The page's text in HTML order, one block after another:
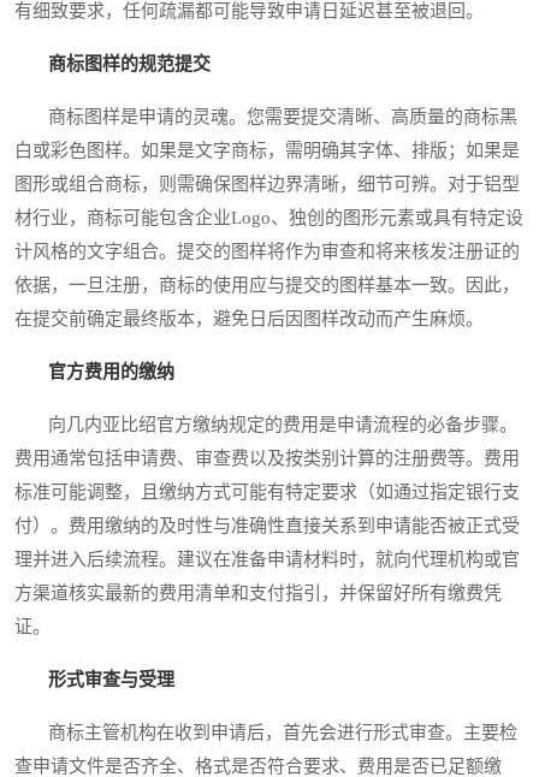
有细致要求，任何疏漏都可能导致申请日延迟甚至被退回。
商标图样的规范提交
商标图样是申请的灵魂。您需要提交清晰、高质量的商标黑
白或彩色图样。如果是文字商标，需明确其字体、排版；如果是
图形或组合商标，则需确保图样边界清晰，细节可辨。对于铝型
材行业，商标可能包含企业Logo、独创的图形元素或具有特定设
计风格的文字组合。提交的图样将作为审查和将来核发注册证的
依据，一旦注册，商标的使用应与提交的图样基本一致。因此，
在提交前确定最终版本，避免日后因图样改动而产生麻烦。
官方费用的缴纳
向几内亚比绍官方缴纳规定的费用是申请流程的必备步骤。
费用通常包括申请费、审查费以及按类别计算的注册费等。费用
标准可能调整，且缴纳方式可能有特定要求（如通过指定银行支
付）。费用缴纳的及时性与准确性直接关系到申请能否被正式受
理并进入后续流程。建议在准备申请材料时，就向代理机构或官
方渠道核实最新的费用清单和支付指引，并保留好所有缴费凭
证。
形式审查与受理
商标主管机构在收到申请后，首先会进行形式审查。主要检
查申请文件是否齐全、格式是否符合要求、费用是否已足额缴